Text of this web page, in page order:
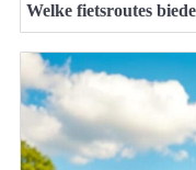
Welke fietsroutes